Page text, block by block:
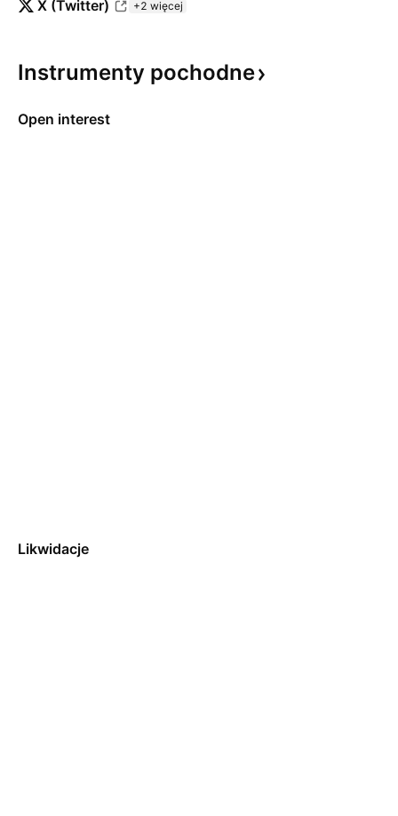
X (Twitter) +2 więcej
Instrumenty pochodne
Open interest
Likwidacje